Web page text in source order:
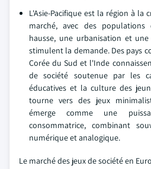
L'Asie-Pacifique est la région à la
marché, avec des populations
hausse, une urbanisation et
stimulent la demande. Des pays
Corée du Sud et l'Inde
de société soutenue par les
éducatives et la culture des
tourne vers des jeux
émerge comme une
consommatrice, combinant
numérique et analogique.
Le marché des jeux de société en